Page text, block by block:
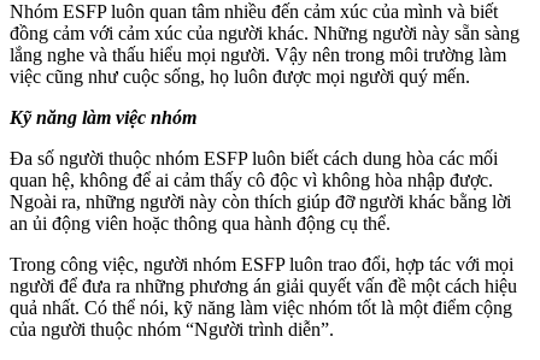
Nhóm ESFP luôn quan tâm nhiều đến cảm xúc của mình và biết
đồng cảm với cảm xúc của người khác. Những người này sẵn sàng
lắng nghe và thấu hiểu mọi người. Vậy nên trong môi trường làm
việc cũng như cuộc sống, họ luôn được mọi người quý mến.
Kỹ năng làm việc nhóm
Đa số người thuộc nhóm ESFP luôn biết cách dung hòa các mối
quan hệ, không để ai cảm thấy cô độc vì không hòa nhập được.
Ngoài ra, những người này còn thích giúp đỡ người khác bằng lời
an ủi động viên hoặc thông qua hành động cụ thể.
Trong công việc, người nhóm ESFP luôn trao đổi, hợp tác với mọi
người để đưa ra những phương án giải quyết vấn đề một cách hiệu
quả nhất. Có thể nói, kỹ năng làm việc nhóm tốt là một điểm cộng
của người thuộc nhóm “Người trình diễn”.